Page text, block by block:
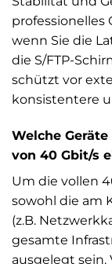
professionelles
wenn Sie die
die S/FTP-
schützt vor
konsistentere
Welche
von 40 Gbit/s
Um die vollen
sowohl die am
(z.B.
gesamte
ausgelegt